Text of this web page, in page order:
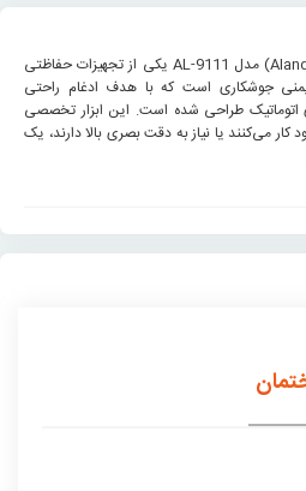
عینک جوشکاری اتوماتیک آلاندو (Alando) مدل AL-9111 یکی از تجهیزات حفاظتی
جوشکاری است که با هدف ادغام راحتی
طراحی شده است. این ابزار تخصصی
می‌کنند یا نیاز به دقت بصری بالا دارند، یک